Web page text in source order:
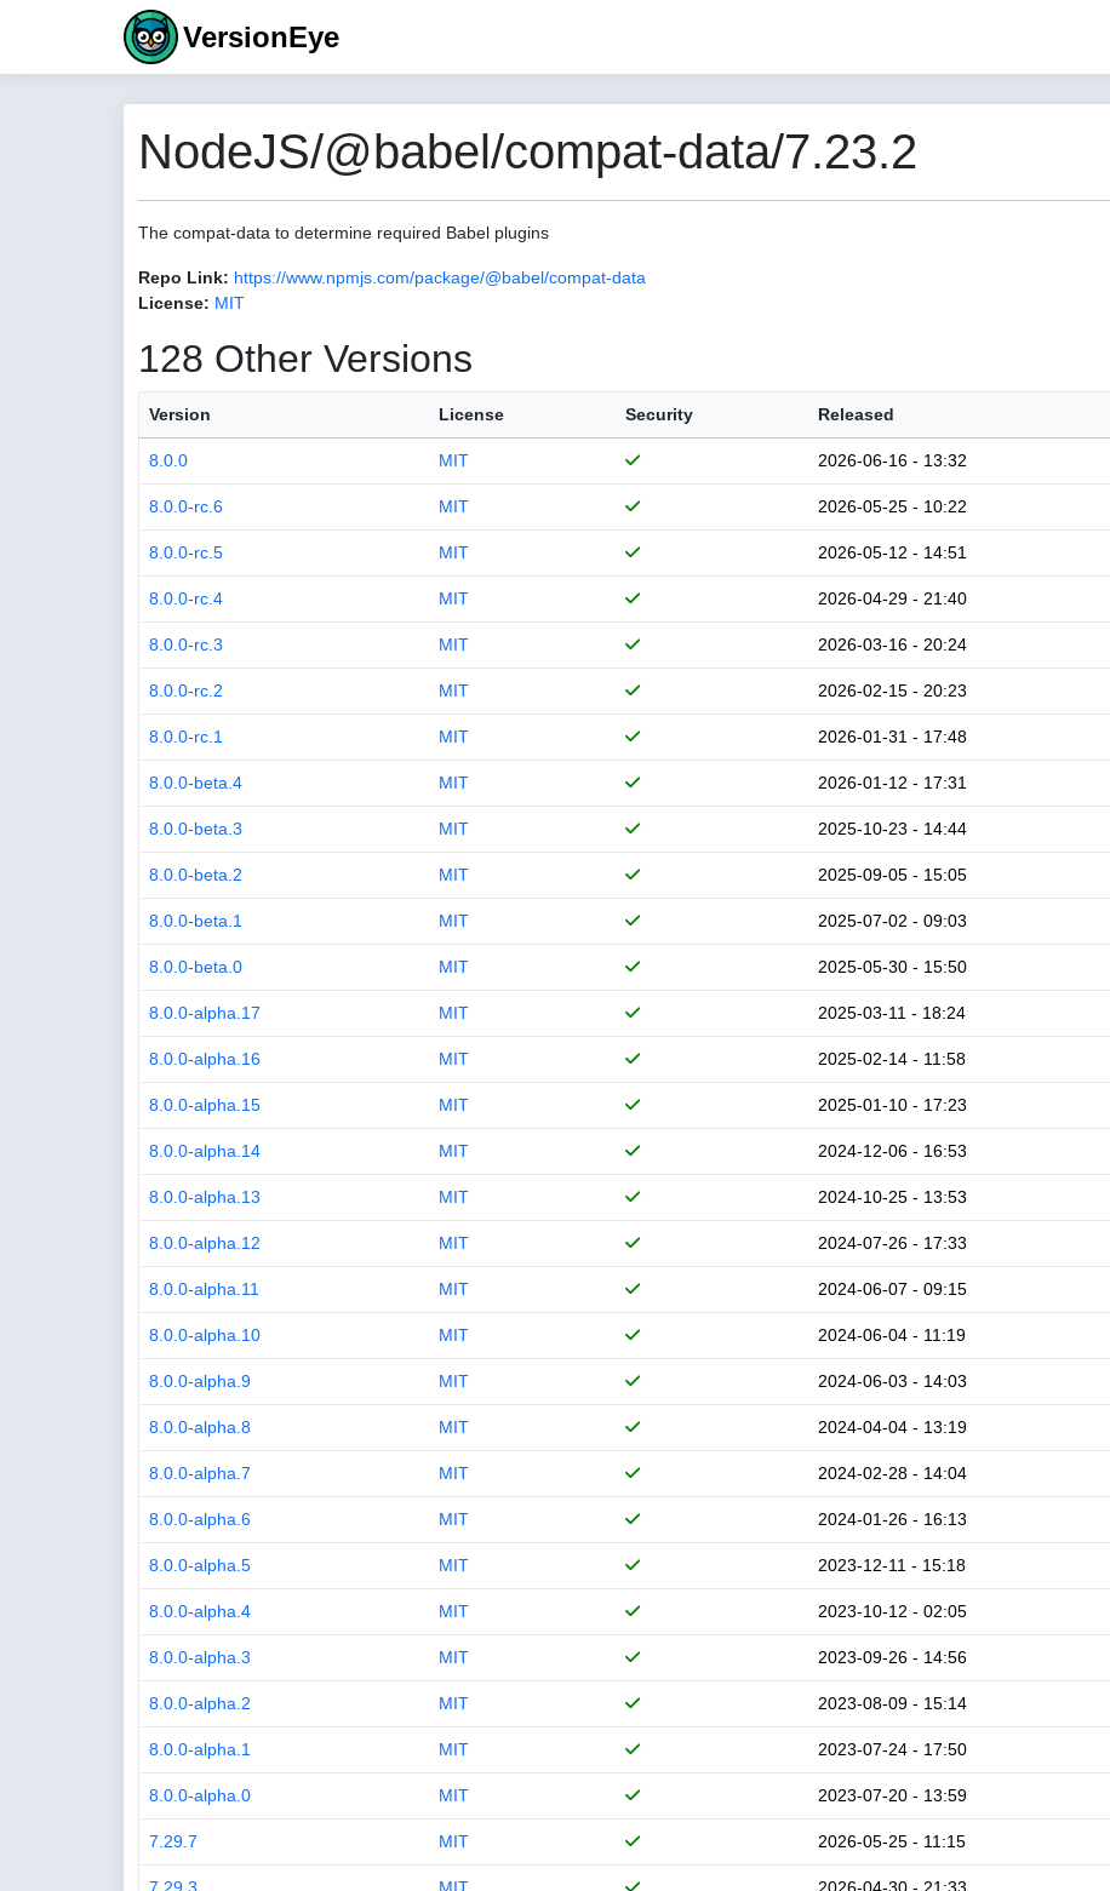
VersionEye
NodeJS/@babel/compat-data/7.23.2
The compat-data to determine required Babel plugins
Repo Link: https://www.npmjs.com/package/@babel/compat-data
License: MIT
128 Other Versions
Version License Security Released
8.0.0 MIT 2026-06-16 - 13:32
8.0.0-rc.6 MIT 2026-05-25 - 10:22
8.0.0-rc.5 MIT 2026-05-12 - 14:51
8.0.0-rc.4 MIT 2026-04-29 - 21:40
8.0.0-rc.3 MIT 2026-03-16 - 20:24
8.0.0-rc.2 MIT 2026-02-15 - 20:23
8.0.0-rc.1 MIT 2026-01-31 - 17:48
8.0.0-beta.4 MIT 2026-01-12 - 17:31
8.0.0-beta.3 MIT 2025-10-23 - 14:44
8.0.0-beta.2 MIT 2025-09-05 - 15:05
8.0.0-beta.1 MIT 2025-07-02 - 09:03
8.0.0-beta.0 MIT 2025-05-30 - 15:50
8.0.0-alpha.17 MIT 2025-03-11 - 18:24
8.0.0-alpha.16 MIT 2025-02-14 - 11:58
8.0.0-alpha.15 MIT 2025-01-10 - 17:23
8.0.0-alpha.14 MIT 2024-12-06 - 16:53
8.0.0-alpha.13 MIT 2024-10-25 - 13:53
8.0.0-alpha.12 MIT 2024-07-26 - 17:33
8.0.0-alpha.11 MIT 2024-06-07 - 09:15
8.0.0-alpha.10 MIT 2024-06-04 - 11:19
8.0.0-alpha.9 MIT 2024-06-03 - 14:03
8.0.0-alpha.8 MIT 2024-04-04 - 13:19
8.0.0-alpha.7 MIT 2024-02-28 - 14:04
8.0.0-alpha.6 MIT 2024-01-26 - 16:13
8.0.0-alpha.5 MIT 2023-12-11 - 15:18
8.0.0-alpha.4 MIT 2023-10-12 - 02:05
8.0.0-alpha.3 MIT 2023-09-26 - 14:56
8.0.0-alpha.2 MIT 2023-08-09 - 15:14
8.0.0-alpha.1 MIT 2023-07-24 - 17:50
8.0.0-alpha.0 MIT 2023-07-20 - 13:59
7.29.7 MIT 2026-05-25 - 11:15